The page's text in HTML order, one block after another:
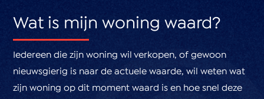
Wat is mijn woning waard?
Iedereen die zijn woning wil verkopen, of gewoon
nieuwsgierig is naar de actuele waarde, wil weten wat
zijn woning op dit moment waard is en hoe snel deze